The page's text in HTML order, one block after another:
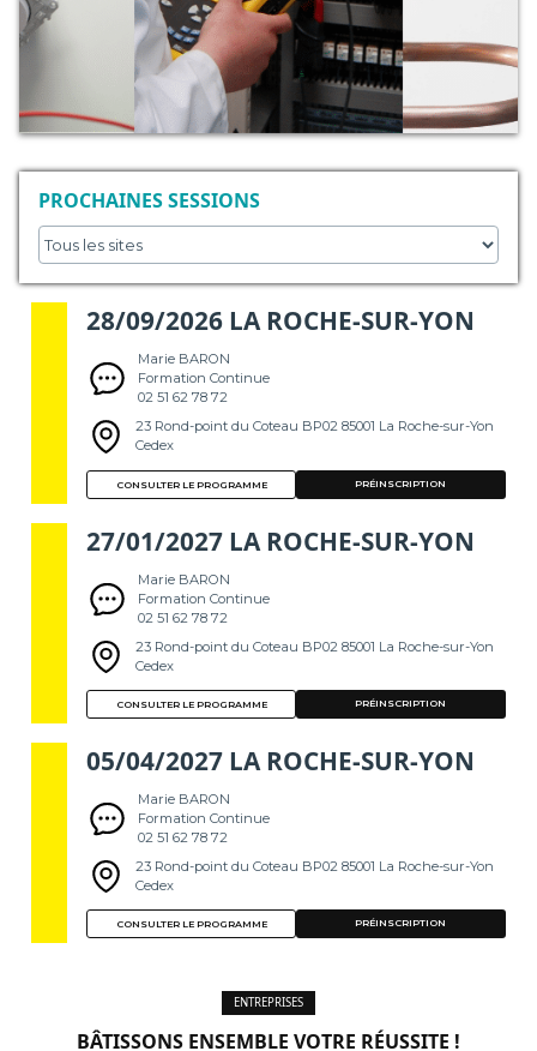
PROCHAINES SESSIONS
28/09/2026 LA ROCHE-SUR-YON
Marie BARON
Formation Continue
02 51 62 78 72
23 Rond-point du Coteau BP02 85001 La Roche-sur-Yon
Cedex
CONSULTER LE PROGRAMME PRÉINSCRIPTION
27/01/2027 LA ROCHE-SUR-YON
Marie BARON
Formation Continue
02 51 62 78 72
23 Rond-point du Coteau BP02 85001 La Roche-sur-Yon
Cedex
CONSULTER LE PROGRAMME PRÉINSCRIPTION
05/04/2027 LA ROCHE-SUR-YON
Marie BARON
Formation Continue
02 51 62 78 72
23 Rond-point du Coteau BP02 85001 La Roche-sur-Yon
Cedex
CONSULTER LE PROGRAMME PRÉINSCRIPTION
ENTREPRISES
BÂTISSONS ENSEMBLE VOTRE RÉUSSITE !